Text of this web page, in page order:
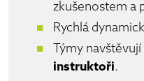
zkušenostem a
Rychlá
Týmy
instruktoři.